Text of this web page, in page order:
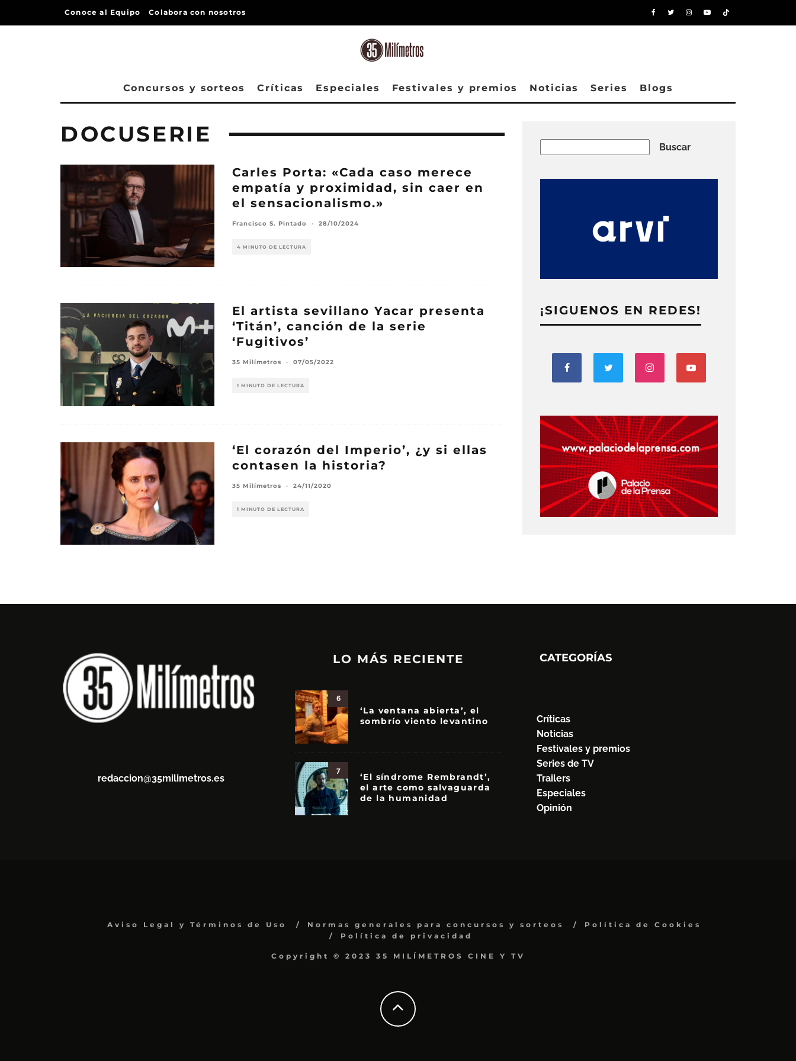
Conoce al Equipo Colabora con nosotros
Concursos y sorteos Críticas Especiales Festivales y premios Noticias Series Blogs
DOCUSERIE
Carles Porta: «Cada caso merece
empatía y proximidad, sin caer en
el sensacionalismo.»
Francisco S. Pintado · 28/10/2024
4 MINUTO DE LECTURA
El artista sevillano Yacar presenta
‘Titán’, canción de la serie
‘Fugitivos’
35 Milímetros · 07/05/2022
1 MINUTO DE LECTURA
‘El corazón del Imperio’, ¿y si ellas
contasen la historia?
35 Milímetros · 24/11/2020
1 MINUTO DE LECTURA
Buscar
¡SIGUENOS EN REDES!
redaccion@35milimetros.es
LO MÁS RECIENTE
6
‘La ventana abierta’, el
sombrío viento levantino
7
‘El síndrome Rembrandt’,
el arte como salvaguarda
de la humanidad
CATEGORÍAS
Críticas
Noticias
Festivales y premios
Series de TV
Trailers
Especiales
Opinión
Aviso Legal y Términos de Uso Normas generales para concursos y sorteos
Política de Cookies
Política de privacidad
Copyright © 2023 35 MILÍMETROS CINE Y TV